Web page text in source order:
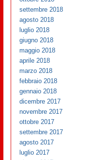
settembre 2018
agosto 2018
luglio 2018
giugno 2018
maggio 2018
aprile 2018
marzo 2018
febbraio 2018
gennaio 2018
dicembre 2017
novembre 2017
ottobre 2017
settembre 2017
agosto 2017
luglio 2017